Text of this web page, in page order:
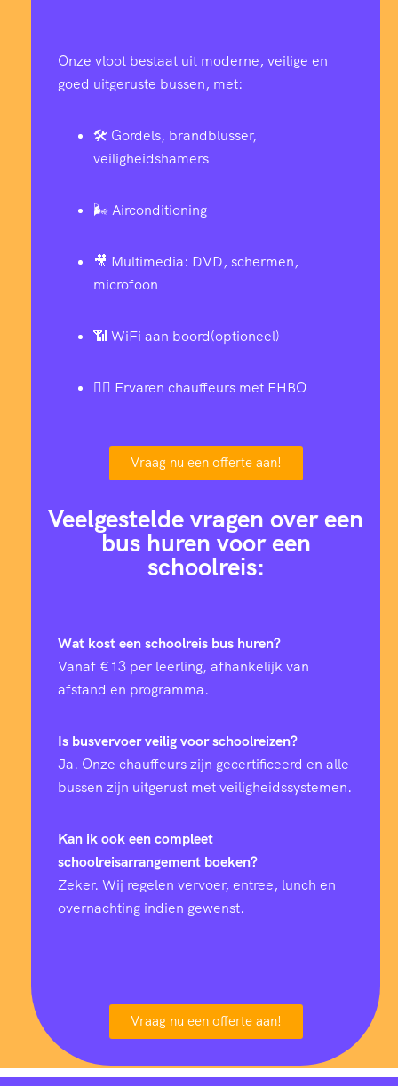
Onze vloot bestaat uit moderne, veilige en
goed uitgeruste bussen, met:
🛠️ Gordels, brandblusser,
veiligheidshamers
🌬️ Airconditioning
🎥 Multimedia: DVD, schermen,
microfoon
📶 WiFi aan boord(optioneel)
👨‍✈️ Ervaren chauffeurs met EHBO
Vraag nu een offerte aan!
Veelgestelde vragen over een
bus huren voor een
schoolreis:
Wat kost een schoolreis bus huren?
Vanaf €13 per leerling, afhankelijk van
afstand en programma.
Is busvervoer veilig voor schoolreizen?
Ja. Onze chauffeurs zijn gecertificeerd en alle
bussen zijn uitgerust met veiligheidssystemen.
Kan ik ook een compleet
schoolreisarrangement boeken?
Zeker. Wij regelen vervoer, entree, lunch en
overnachting indien gewenst.
Vraag nu een offerte aan!